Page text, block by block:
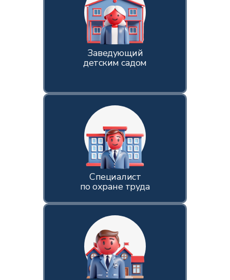
Заведующий
детским садом
Специалист
по охране труда